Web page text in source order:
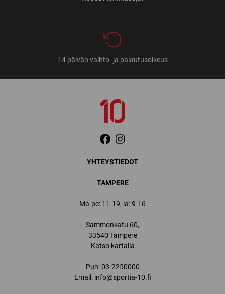
14 päivän vaihto- ja palautusoikeus
YHTEYSTIEDOT
TAMPERE
Ma-pe: 11-19, la: 9-16
Sammonkatu 60,
33540 Tampere
Katso kartalla
Puh:03-2250000
Email: info@sportia-10.fi